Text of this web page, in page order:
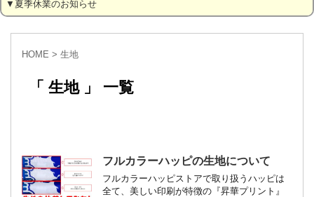
▼夏季休業のお知らせ
HOME > 生地
「 生地 」 一覧
フルカラーハッピの生地について
フルカラーハッピストアで取り扱うハッピは
全て、美しい印刷が特徴の『昇華プリント』